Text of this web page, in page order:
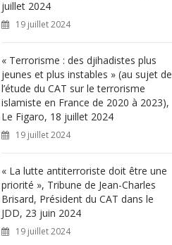
:
juillet 2024
19 juillet 2024
« Terrorisme : des djihadistes plus
jeunes et plus instables » (au sujet de
l’étude du CAT sur le terrorisme
islamiste en France de 2020 à 2023),
Le Figaro, 18 juillet 2024
19 juillet 2024
« La lutte antiterroriste doit être une
priorité », Tribune de Jean-Charles
Brisard, Président du CAT dans le
JDD, 23 juin 2024
19 juillet 2024